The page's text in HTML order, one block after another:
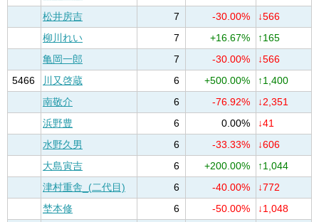
松井房吉
7 -30.00%
↓566
柳川れい
7 +16.67%
↑165
亀岡一郎
7 -30.00%
↓566
5466
川又啓蔵 6 +500.00%
↑1,400
南敬介
6 -76.92%
↓2,351
浜野豊
6 0.00%
↓41
水野久男
6 -33.33%
↓606
大島寅吉
6 +200.00%
↑1,044
津村重舎_(二代目)
6 -40.00%
↓772
埜本修
6 -50.00%
↓1,048